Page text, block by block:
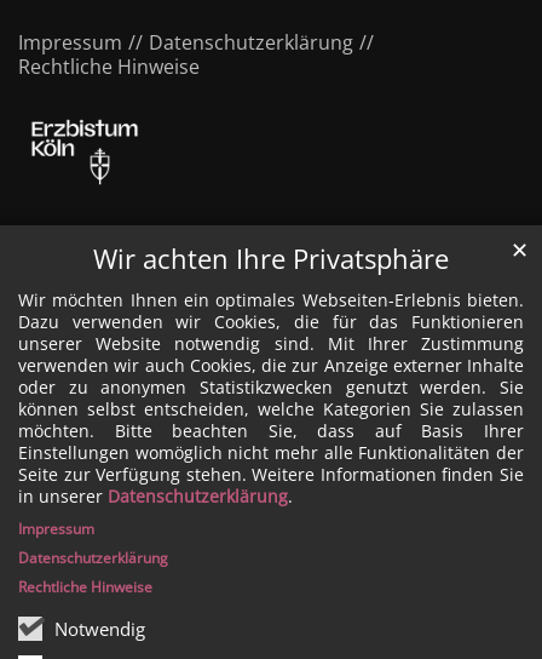
Wir achten Ihre Privatsphäre
Wir möchten Ihnen ein optimales Webseiten-Erlebnis bieten.
Dazu verwenden wir Cookies, die für das Funktionieren
unserer Website notwendig sind. Mit Ihrer Zustimmung
verwenden wir auch Cookies, die zur Anzeige externer Inhalte
oder zu anonymen Statistikzwecken genutzt werden. Sie
können selbst entscheiden, welche Kategorien Sie zulassen
möchten. Bitte beachten Sie, dass auf Basis Ihrer
Einstellungen womöglich nicht mehr alle Funktionalitäten der
Seite zur Verfügung stehen. Weitere Informationen finden Sie
in unserer Datenschutzerklärung.
Notwendig
✕
Impressum
Datenschutzerklärung
Rechtliche Hinweise
Impressum
Datenschutzerklärung
Rechtliche Hinweise